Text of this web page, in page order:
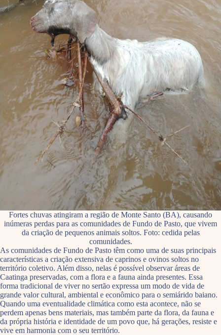
Fortes chuvas atingiram a região de Monte Santo (BA), causando
inúmeras perdas para as comunidades de Fundo de Pasto, que vivem
da criação de pequenos animais soltos. Foto: cedida pelas
comunidades.
As comunidades de Fundo de Pasto têm como uma de suas principais
características a criação extensiva de caprinos e ovinos soltos no
território coletivo. Além disso, nelas é possível observar áreas de
Caatinga preservadas, com a flora e a fauna ainda presentes. Essa
forma tradicional de viver no sertão expressa um modo de vida de
grande valor cultural, ambiental e econômico para o semiárido baiano.
Quando uma eventualidade climática como esta acontece, não se
perdem apenas bens materiais, mas também parte da flora, da fauna e
da própria história e identidade de um povo que, há gerações, resiste e
vive em harmonia com o seu território.